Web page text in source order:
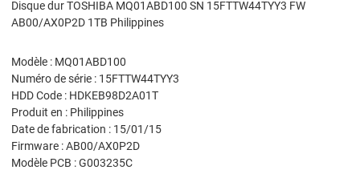
Disque dur TOSHIBA MQ01ABD100 SN 15FTTW44TYY3 FW
AB00/AX0P2D 1TB Philippines
Modèle : MQ01ABD100
Numéro de série : 15FTTW44TYY3
HDD Code : HDKEB98D2A01T
Produit en : Philippines
Date de fabrication : 15/01/15
Firmware : AB00/AX0P2D
Modèle PCB : G003235C